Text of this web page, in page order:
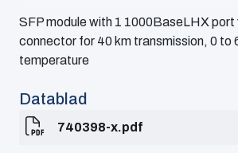
SFP module with 1 1000BaseLHX port
connector for 40 km transmission, 0 to
temperature
Datablad
740398-x.pdf